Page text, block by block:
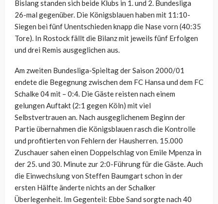
Bislang standen sich beide Klubs in 1. und 2. Bundesliga
26-mal gegenüber. Die Königsblauen haben mit 11:10-
Siegen bei fünf Unentschieden knapp die Nase vorn (40:35
Tore). In Rostock fällt die Bilanz mit jeweils fünf Erfolgen
und drei Remis ausgeglichen aus.
Am zweiten Bundesliga-Spieltag der Saison 2000/01
endete die Begegnung zwischen dem FC Hansa und dem FC
Schalke 04 mit – 0:4. Die Gäste reisten nach einem
gelungen Auftakt (2:1 gegen Köln) mit viel
Selbstvertrauen an. Nach ausgeglichenem Beginn der
Partie übernahmen die Königsblauen rasch die Kontrolle
und profitierten von Fehlern der Hausherren. 15.000
Zuschauer sahen einen Doppelschlag von Emile Mpenza in
der 25. und 30. Minute zur 2:0-Führung für die Gäste. Auch
die Einwechslung von Steffen Baumgart schon in der
ersten Hälfte änderte nichts an der Schalker
Überlegenheit. Im Gegenteil: Ebbe Sand sorgte nach 40